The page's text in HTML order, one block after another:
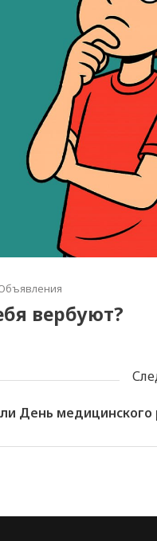
вербуют?
День медицинского